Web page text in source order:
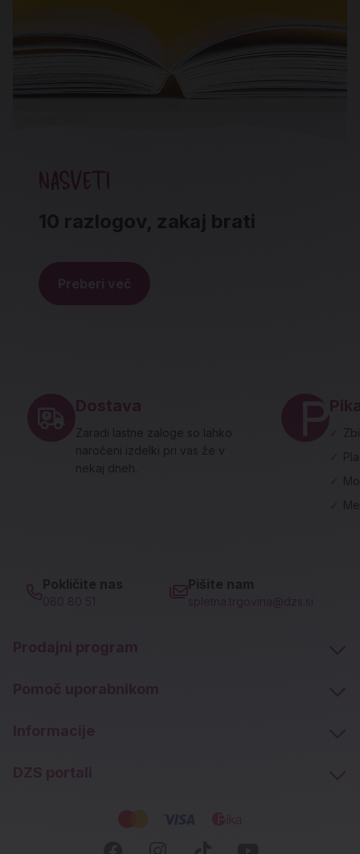
NASVETI
10 razlogov, zakaj brati
Preberi več
Dostava
Zaradi lastne zaloge so lahko
naročeni izdelki pri vas že v
nekaj dneh.
Pokličite nas
080 80 51
Pišite nam
spletna.trgovina@dzs.si
Prodajni program
Pomoč uporabnikom
Informacije
DZS portali